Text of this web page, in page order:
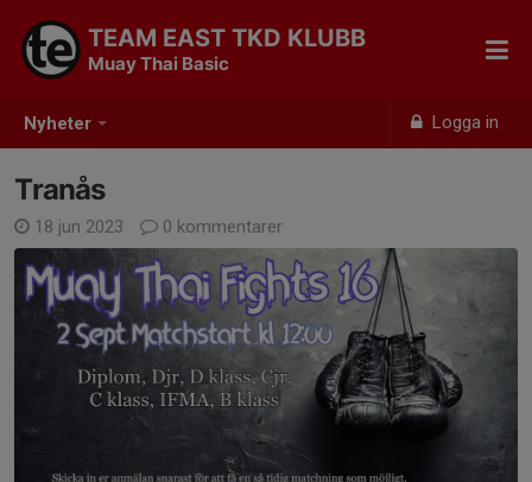
Nyheter Logga in
TEAM EAST TKD KLUBB
Muay Thai Basic
Tranås
18 jun 2023 0 kommentarer